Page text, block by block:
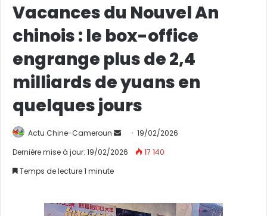
Vacances du Nouvel An
chinois : le box-office
engrange plus de 2,4
milliards de yuans en
quelques jours
Actu Chine-Cameroun
n
e
19/02/2026
Dernière mise à jour: 19/02/2026
17 140
Temps de lecture 1 minute